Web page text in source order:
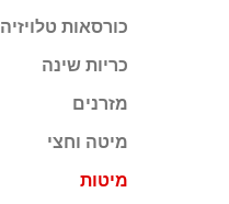
כורסאות טלויזיה
כריות שינה
מזרנים
מיטה וחצי
מיטות